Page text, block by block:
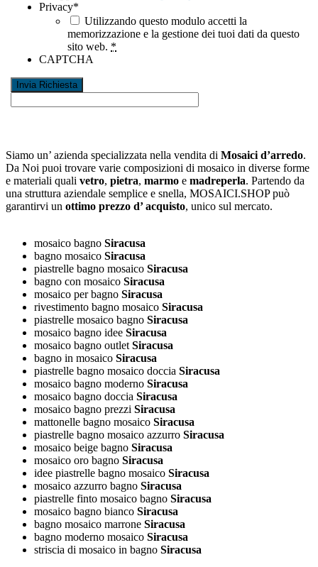
Privacy*
Utilizzando questo modulo accetti la
memorizzazione e la gestione dei tuoi dati da questo
sito web. *
CAPTCHA
Siamo un’ azienda specializzata nella vendita di Mosaici d’arredo.
Da Noi puoi trovare varie composizioni di mosaico in diverse forme
e materiali quali vetro, pietra, marmo e madreperla. Partendo da
una struttura aziendale semplice e snella, MOSAICI.SHOP può
garantirvi un ottimo prezzo d’ acquisto, unico sul mercato.
mosaico bagno Siracusa
bagno mosaico Siracusa
piastrelle bagno mosaico Siracusa
bagno con mosaico Siracusa
mosaico per bagno Siracusa
rivestimento bagno mosaico Siracusa
piastrelle mosaico bagno Siracusa
mosaico bagno idee Siracusa
mosaico bagno outletSiracusa
bagno in mosaico Siracusa
piastrelle bagno mosaico doccia Siracusa
mosaico bagno moderno Siracusa
mosaico bagno doccia Siracusa
mosaico bagno prezzi Siracusa
mattonelle bagno mosaico Siracusa
piastrelle bagno mosaico azzurro Siracusa
mosaico beige bagno Siracusa
mosaico oro bagno Siracusa
idee piastrelle bagno mosaico Siracusa
mosaico azzurro bagno Siracusa
piastrelle finto mosaico bagno Siracusa
mosaico bagno bianco Siracusa
bagno mosaico marrone Siracusa
bagno moderno mosaico Siracusa
striscia di mosaico in bagno Siracusa